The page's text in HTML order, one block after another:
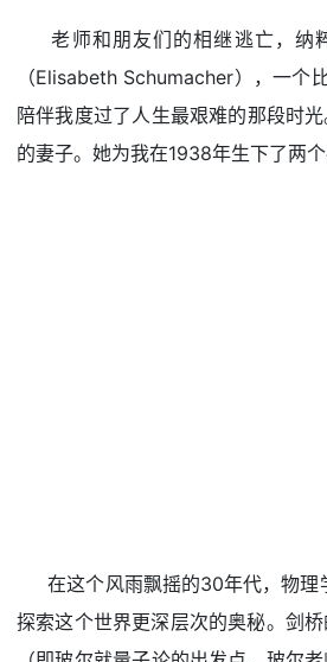
老师和朋友们的相继逃亡，纳
（Elisabeth Schumacher），一个
陪伴我度过了人生最艰难的那段时
的妻子。她为我在1938年生下了两
在这个风雨飘摇的30年代，物理
探索这个世界更深层次的奥秘。剑